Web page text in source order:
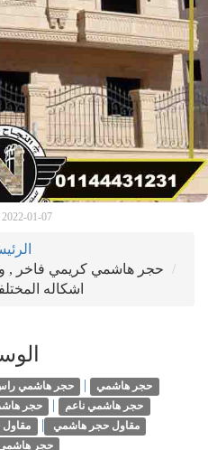
2022-01-07 19:07:59
حجر هاشمي كريمي فاخر ,
اشكاله المختلفة
حجر هاشمي | حجر هاشمي
حجر هاشمي ناعم | حجر
مقاول حجر هاشمي |
حجر